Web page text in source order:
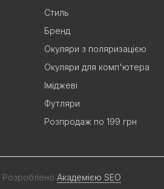
Стиль
Бренд
Окуляри з поляризацією
Окуляри для комп'ютера
Іміджеві
Футляри
Розпродаж по 199 грн
Розроблено Академією SEO